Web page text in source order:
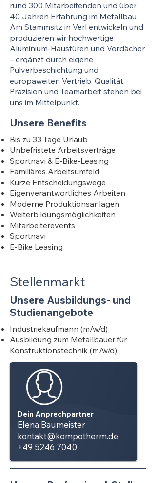
rund 300 Mitarbeitenden und über
40 Jahren Erfahrung im Metallbau.
Am Stammsitz in Verl entwickeln und
produzieren wir hochwertige
Aluminium-Haustüren und Vordächer
– ergänzt durch eigene
Pulverbeschichtung und
europaweiten Vertrieb. Qualität,
Präzision und Teamarbeit stehen bei
uns im Mittelpunkt.
Unsere Benefits
Bis zu 33 Tage Urlaub
Unbefristete Arbeitsverträge
Sportnavi & E-Bike-Leasing
Familiäres Arbeitsumfeld
Kurze Entscheidungswege
Eigenverantwortliches Arbeiten
Moderne Produktionsanlagen
Weiterbildungsmöglichkeiten
Mitarbeiterevents
Sportnavi
E-Bike Leasing
Stellenmarkt
Unsere Ausbildungs- und
Studienangebote
Industriekaufmann (m/w/d)
Ausbildung zum Metallbauer für
Konstruktionstechnik (m/w/d)
Elena Baumeister
kontakt@kompotherm.de
+49 5246 7040
Dein Anprechpartner